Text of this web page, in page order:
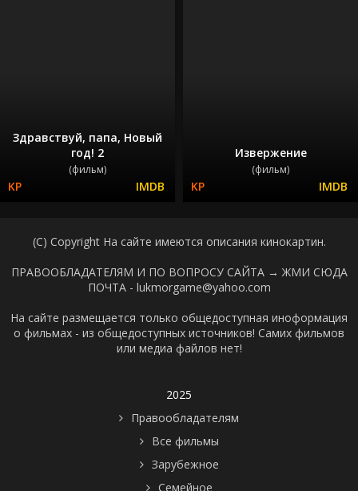
Здравствуй, папа, Новый
год! 2
(фильм)
Извержение
(фильм)
(C) Copyright На сайте имеются описания кинокартин.
ПРАВООБЛАДАТЕЛЯМ И ПО ВОПРОСУ САЙТА → ЖМИ СЮДА
ПОЧТА - lukmorgame@yahoo.com
На сайте размещается только общедоступная иноформация
о фильмах - из общедоступных источников! Самих фильмов
или медиа файлов нет!
2025
Правообладателям
Все фильмы
Зарубежное
Семейное